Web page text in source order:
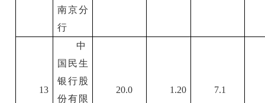
南京分
行
13
中
国民生
银行股
份有限
20.0 1.20 7.1